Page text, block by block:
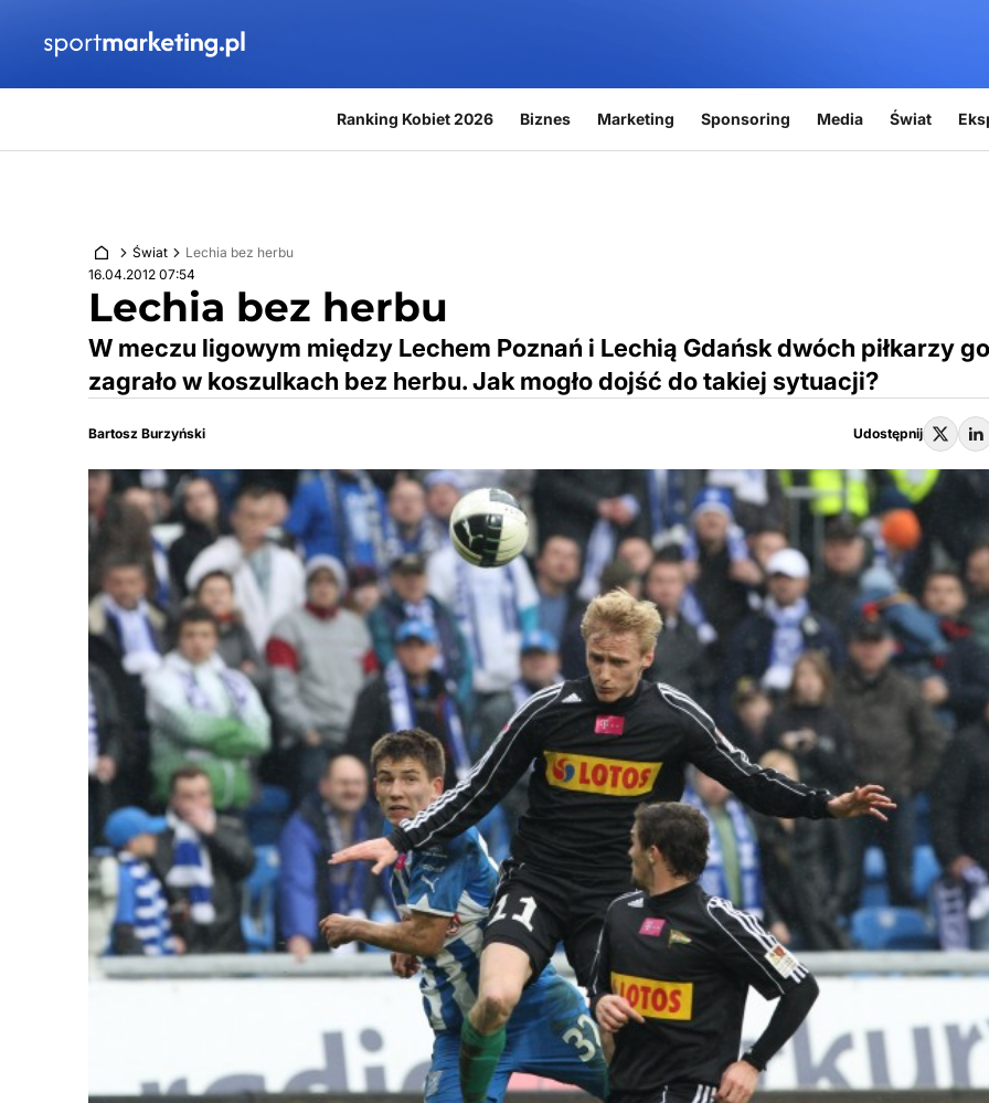
Ranking Kobiet 2026 Biznes Marketing Sponsoring Media Świat
Świat
Lechia bez herbu
16.04.2012 07:54
Lechia bez herbu
W meczu ligowym między Lechem Poznań i Lechią Gdańsk dwóch piłkarzy
zagrało w koszulkach bez herbu. Jak mogło dojść do takiej sytuacji?
Bartosz Burzyński Udostępnij